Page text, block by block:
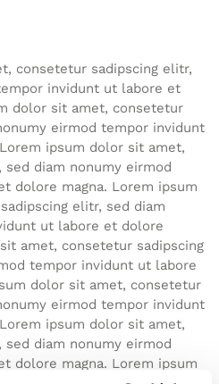
consetetur sadipscing elitr,
invidunt ut labore et
dolor sit amet, consetetur
eirmod tempor invidunt
ipsum dolor sit amet,
diam nonumy eirmod
dolore magna. Lorem ipsum
elitr, sed diam
ut labore et dolore
amet, consetetur sadipscing
tempor invidunt ut labore
dolor sit amet, consetetur
eirmod tempor invidunt
ipsum dolor sit amet,
diam nonumy eirmod
dolore magna. Lorem ipsum